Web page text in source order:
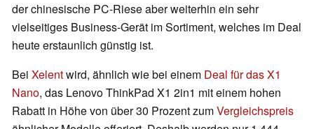
der chinesische PC-Riese aber weiterhin ein sehr
vielseitiges Business-Gerät im Sortiment, welches im Deal
heute erstaunlich günstig ist.
Bei Xelentwird, ähnlich wie bei einem Deal für das X1
Nano, das Lenovo ThinkPad X1 2in1 mit einem hohen
Rabatt in Höhe von über 30 Prozent zumVergleichspreis